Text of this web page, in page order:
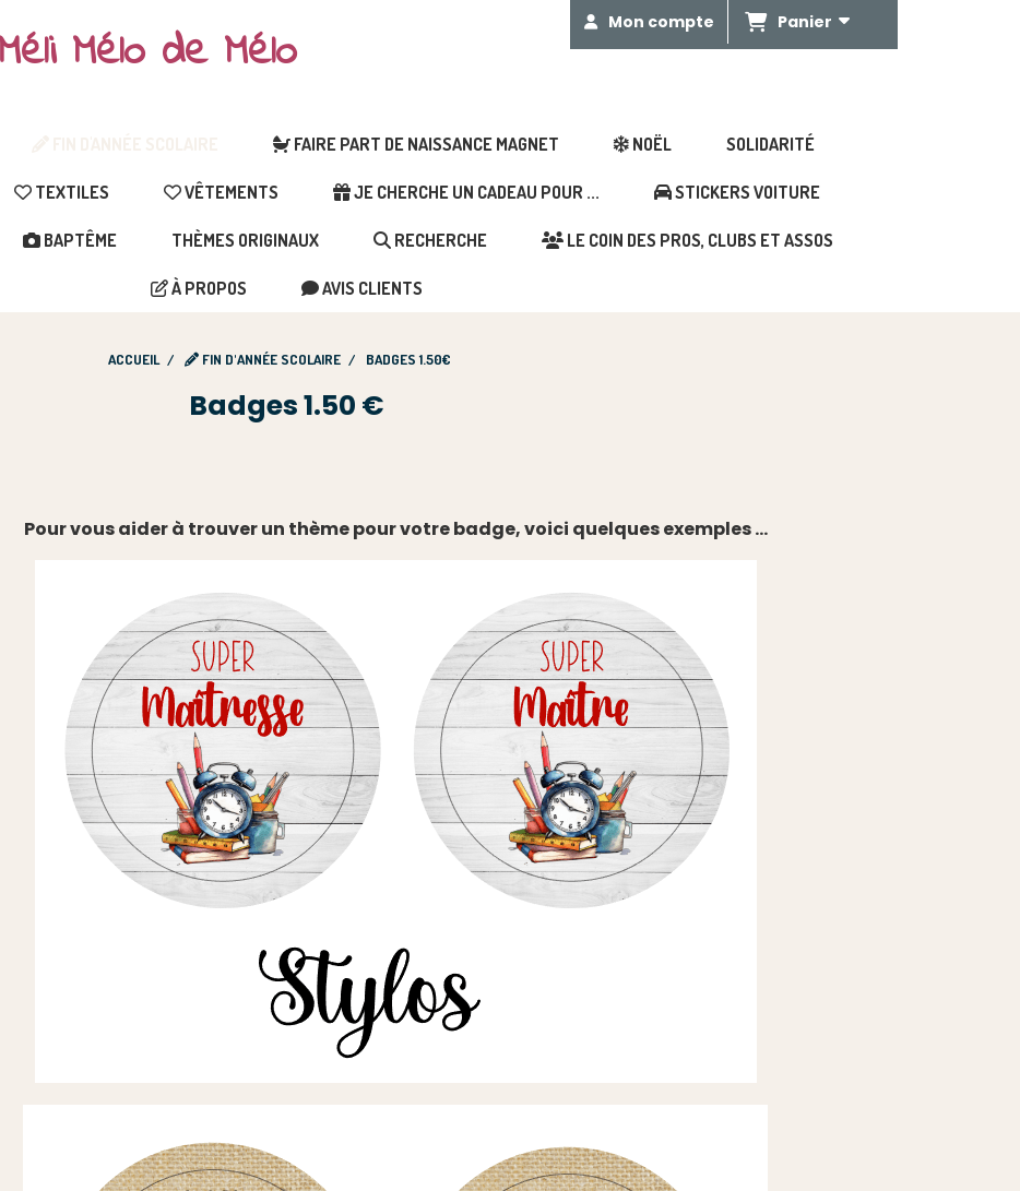
Mélo de Mélo Mon compte Panier
FAIRE PART DE NAISSANCE MAGNET NOËL SOLIDARITÉ
TEXTILES VÊTEMENTS JE CHERCHE UN CADEAU POUR ... STICKERS VOITURE
BAPTÊME THÈMES ORIGINAUX RECHERCHE LE COIN DES PROS, CLUBS ET ASSOS
À PROPOS AVIS CLIENTS
ACCUEIL FIN D'ANNÉE SCOLAIRE BADGES 1.50€
Badges 1.50 €
Pour vous aider à trouver un thème pour votre badge, voici quelques exemples ...